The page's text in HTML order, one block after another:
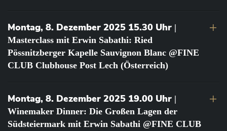
Montag, 8. Dezember 2025 15.30 Uhr |
Masterclass mit Erwin Sabathi: Ried
Pössnitzberger Kapelle Sauvignon Blanc @FINE
CLUB Clubhouse Post Lech (Österreich)
Montag, 8. Dezember 2025 19.00 Uhr |
Winemaker Dinner: Die Großen Lagen der
Südsteiermark mit Erwin Sabathi @FINE CLUB